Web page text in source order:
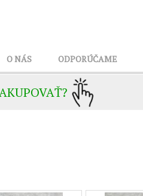
O NÁS ODPORÚČAME